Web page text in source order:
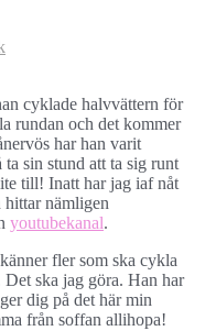
cyklade halvvättern för
rundan och det kommer
har han varit
sin stund att ta sig runt
till! Inatt har jag iaf nåt
hittar nämligen
youtubekanal.
fler som ska cykla
Det ska jag göra. Han har
dig på det här min
från soffan allihopa!